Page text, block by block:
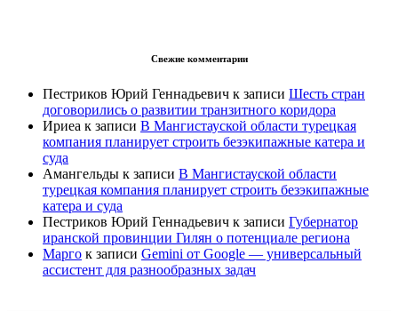
Свежие комментарии
Пестриков Юрий Геннадьевич к записи Шесть стран
договорились о развитии транзитного коридора
Ириеа к записи В Мангистауской области турецкая
компания планирует строить безэкипажные катера и
суда
Амангельды к записи В Мангистауской области
турецкая компания планирует строить безэкипажные
катера и суда
Пестриков Юрий Геннадьевич к записи Губернатор
иранской провинции Гилян о потенциале региона
Марго к записи Gemini от Google — универсальный
ассистент для разнообразных задач